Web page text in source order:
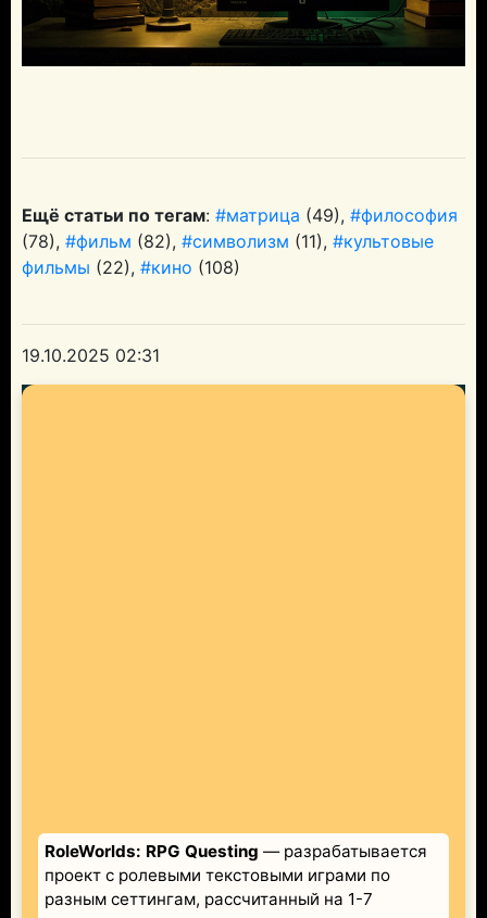
Ещё статьи по тегам: #матрица (49), #философия
(78), #фильм (82), #символизм (11), #культовые
фильмы (22), #кино (108)
19.10.2025 02:31
RoleWorlds: RPG Questing — разрабатывается
проект с ролевыми текстовыми играми по
разным сеттингам, рассчитанный на 1-7